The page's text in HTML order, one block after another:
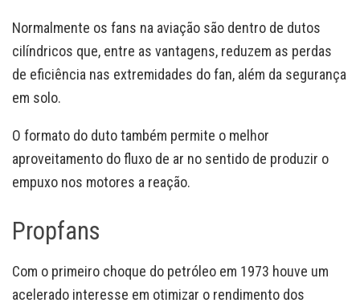
Normalmente os fans na aviação são dentro de dutos
cilíndricos que, entre as vantagens, reduzem as perdas
de eficiência nas extremidades do fan, além da segurança
em solo.
O formato do duto também permite o melhor
aproveitamento do fluxo de ar no sentido de produzir o
empuxo nos motores a reação.
Propfans
Com o primeiro choque do petróleo em 1973 houve um
acelerado interesse em otimizar o rendimento dos